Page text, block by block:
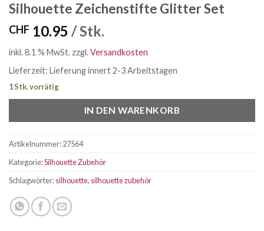
Silhouette Zeichenstifte Glitter Set
CHF 10.95 / Stk.
inkl. 8.1 % MwSt. zzgl.Versandkosten
Lieferzeit: Lieferung innert 2-3 Arbeitstagen
1 Stk. vorrätig
IN DEN WARENKORB
Artikelnummer:27564
Kategorie:Silhouette Zubehör
Schlagwörter:silhouette, silhouette zubehör